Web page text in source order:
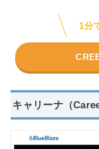
1分
キャリーナ（